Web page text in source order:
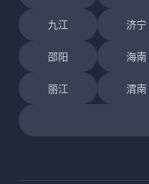
九江 济宁
邵阳 海南
丽江 渭南